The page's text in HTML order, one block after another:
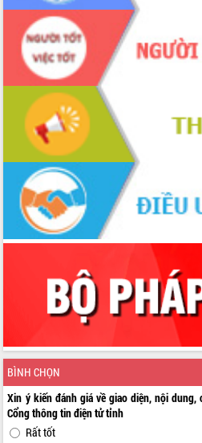
BÌNH CHỌN
Xin ý kiến đánh giá về giao diện, nội
Cổng thông tin điện tử tỉnh
Rất tốt